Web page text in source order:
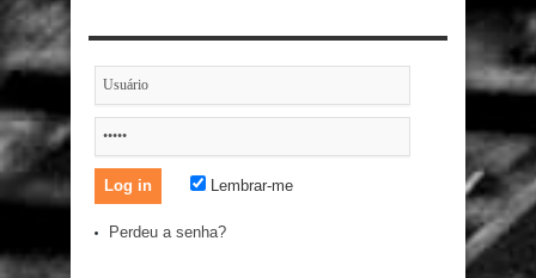
Lembrar-me
Perdeu a senha?